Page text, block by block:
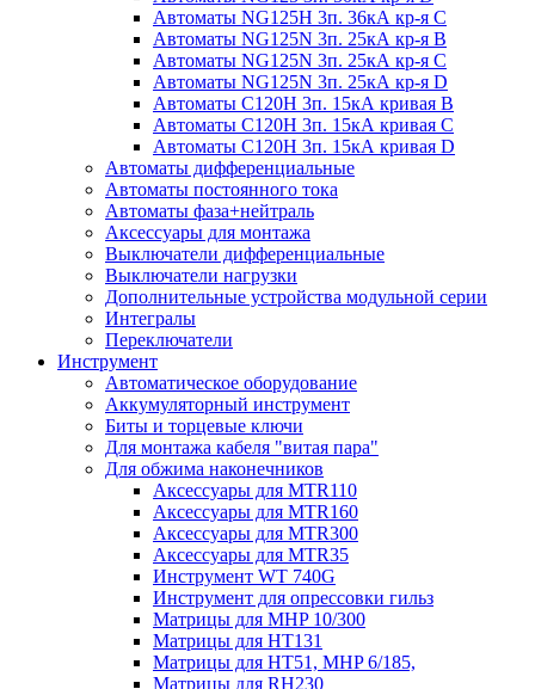
Автоматы NG125H 3п. 36кА кр-я C
Автоматы NG125N 3п. 25кА кр-я B
Автоматы NG125N 3п. 25кА кр-я C
Автоматы NG125N 3п. 25кА кр-я D
Автоматы С120Н 3п. 15кА кривая B
Автоматы С120Н 3п. 15кА кривая C
Автоматы С120Н 3п. 15кА кривая D
Автоматы дифференциальные
Автоматы постоянного тока
Автоматы фаза+нейтраль
Аксессуары для монтажа
Выключатели дифференциальные
Выключатели нагрузки
Дополнительные устройства модульной серии
Интегралы
Переключатели
Инструмент
Автоматическое оборудование
Аккумуляторный инструмент
Биты и торцевые ключи
Для монтажа кабеля "витая пара"
Для обжима наконечников
Аксессуары для MTR110
Аксессуары для MTR160
Аксессуары для MTR300
Аксессуары для MTR35
Инструмент WT 740G
Инструмент для опрессовки гильз
Матрицы для MHP 10/300
Матрицы для НТ131
Матрицы для НТ51, MHP 6/185,
Матрицы для RH230